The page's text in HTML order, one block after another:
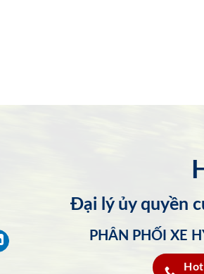
Đại lý ủy quyền
PHÂN PHỐI XE